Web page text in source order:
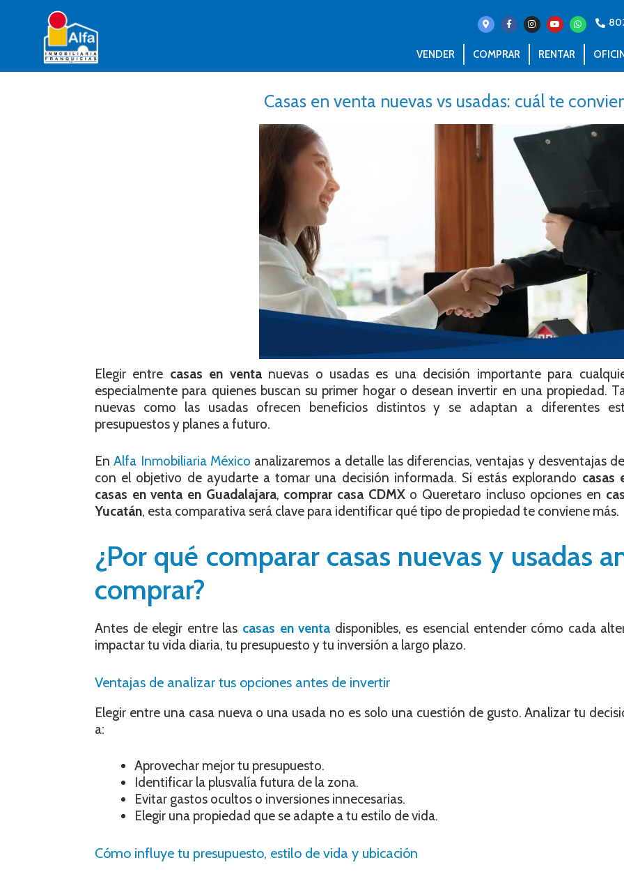
VENDER COMPRAR RENTAR
Casas en venta nuevas vs usadas: cuál te
Elegir entre casas en ventanuevas o usadas es una decisión importante para
especialmente para quienes buscan su primer hogar o desean invertir en una propiedad.
nuevas como las usadas ofrecen beneficios distintos y se adaptan a diferentes
presupuestos y planes a futuro.
En Alfa Inmobiliaria México analizaremos a detalle las diferencias, ventajas y desventajas
con el objetivo de ayudarte a tomar una decisión informada. Si estás explorando casas
casas en venta en Guadalajara, comprar casa CDMXo Queretaro incluso opciones en
Yucatán, esta comparativa será clave para identificar qué tipo de propiedad te conviene más.
¿Por qué comparar casas nuevas y usadas
comprar?
Antes de elegir entre las casas en venta disponibles, es esencial entender cómo cada
impactar tu vida diaria, tu presupuesto y tu inversión a largo plazo.
Ventajas de analizar tus opciones antes de invertir
Elegir entre una casa nueva o una usada no es solo una cuestión de gusto. Analizar tu
a:
Aprovechar mejor tu presupuesto.
Identificar la plusvalía futura de la zona.
Evitar gastos ocultos o inversiones innecesarias.
Elegir una propiedad que se adapte a tu estilo de vida.
Cómo influye tu presupuesto, estilo de vida y ubicación